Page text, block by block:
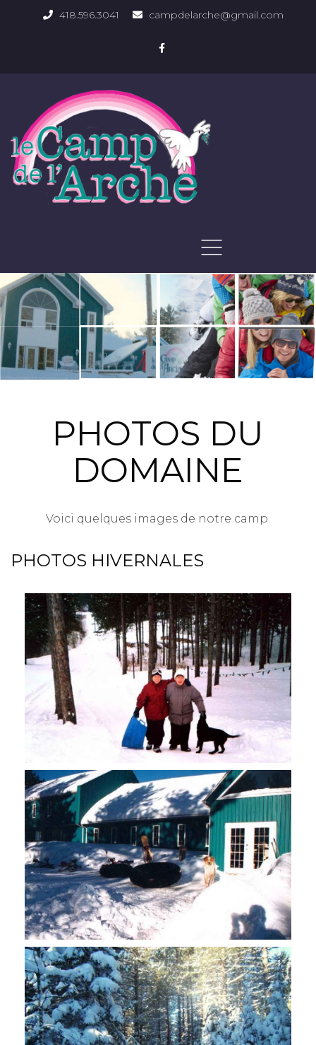
418.596.3041 campdelarche@gmail.com
PHOTOS DU DOMAINE
PHOTOS DU
DOMAINE
Voici quelques images de notre camp.
PHOTOS HIVERNALES